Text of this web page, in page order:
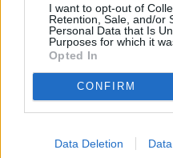
I want to opt-out of
Retention, Sale, and/or
Personal Data that Is
Purposes for which it
Opted In
CONFIRM
Data Deletion